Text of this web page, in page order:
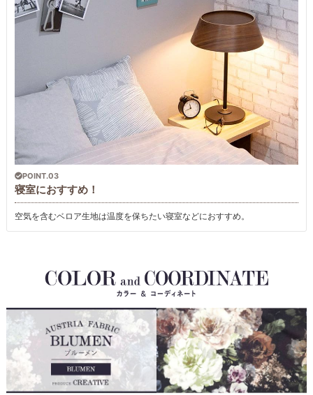
POINT.03
寝室におすすめ！
空気を含むベロア生地は温度を保ちたい寝室などにおすすめ。